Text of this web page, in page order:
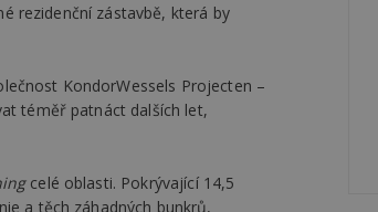
rezidenční zástavbě, která by
KondorWessels Projecten –
téměř patnáct dalších let,
celé oblasti. Pokrývající 14,5
a těch záhadných bunkrů,
funkce webových stránek, jako je přihlášení uživatele a
cookie správně používat.
2
minuty
Tento soubor cookie je nastaven tak, aby
Hotjar o tom, zda je tento návštěvník zahrnut